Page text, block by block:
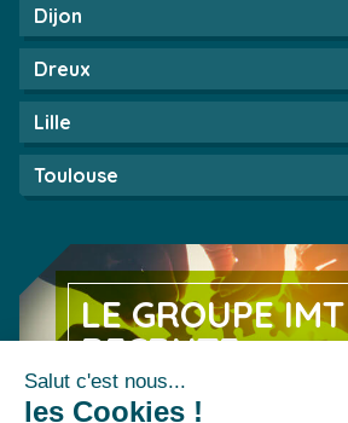
Dijon
Dreux
Lille
Toulouse
LE GROUPE IMT
RECRUTE
Découvrez nos offres d’emploi